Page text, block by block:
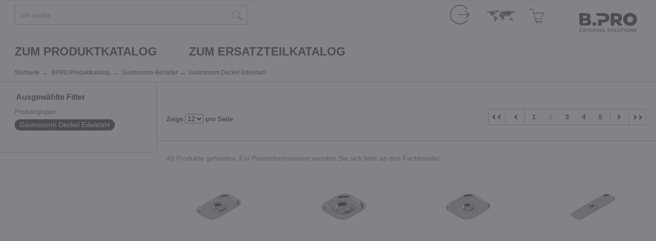
ZUM PRODUKTKATALOG ZUM ERSATZTEILKATALOG
Startseite BPRO Produktkatalog Gastronorm-Behälter Gastronorm Deckel Edelstahl
Ausgewählte Filter
Produktgruppe
Gastronorm Deckel Edelstahl
Zeige pro Seite 1 2 3 4 5
49 Produkte gefunden. Für Preisinformationen wenden Sie sich bitte an den Fachhandel